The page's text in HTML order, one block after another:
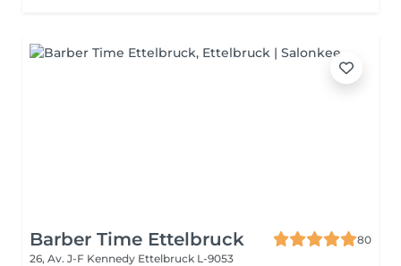
Barber Time Ettelbruck
80
26, Av. J-F Kennedy Ettelbruck L-9053